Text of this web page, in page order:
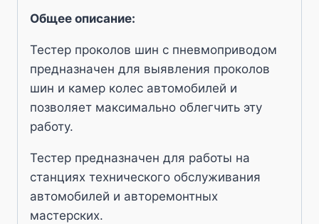
Общее описание:
Тестер проколов шин с пневмоприводом
предназначен для выявления проколов
шин и камер колес автомобилей и
позволяет максимально облегчить эту
работу.
Тестер предназначен для работы на
станциях технического обслуживания
автомобилей и авторемонтных
мастерских.